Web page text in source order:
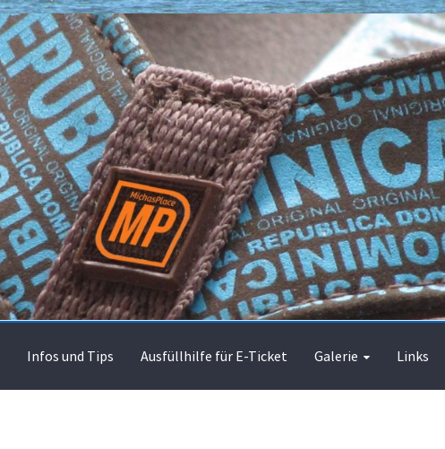
Infos und Tips Ausfüllhilfe für E-Ticket Galerie Links